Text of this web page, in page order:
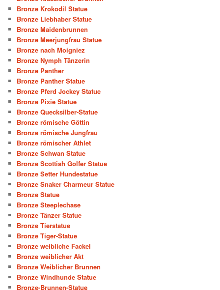
Bronze Krokodil Statue
Bronze Liebhaber Statue
Bronze Maidenbrunnen
Bronze Meerjungfrau Statue
Bronze nach Moigniez
Bronze Nymph Tänzerin
Bronze Panther
Bronze Panther Statue
Bronze Pferd Jockey Statue
Bronze Pixie Statue
Bronze Quecksilber-Statue
Bronze römische Göttin
Bronze römische Jungfrau
Bronze römischer Athlet
Bronze Schwan Statue
Bronze Scottish Golfer Statue
Bronze Setter Hundestatue
Bronze Snaker Charmeur Statue
Bronze Statue
Bronze Steeplechase
Bronze Tänzer Statue
Bronze Tierstatue
Bronze Tiger-Statue
Bronze weibliche Fackel
Bronze weiblicher Akt
Bronze Weiblicher Brunnen
Bronze Windhunde Statue
Bronze-Brunnen-Statue